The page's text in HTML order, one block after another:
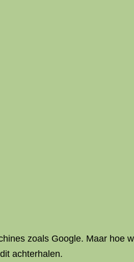
zoals Google. Maar hoe
achterhalen.